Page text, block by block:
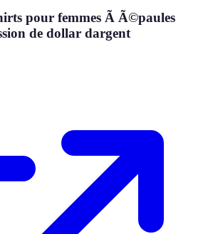
pour femmes Ã Ã©paules
de dollar dargent